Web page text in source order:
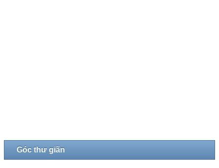
Góc thư giãn